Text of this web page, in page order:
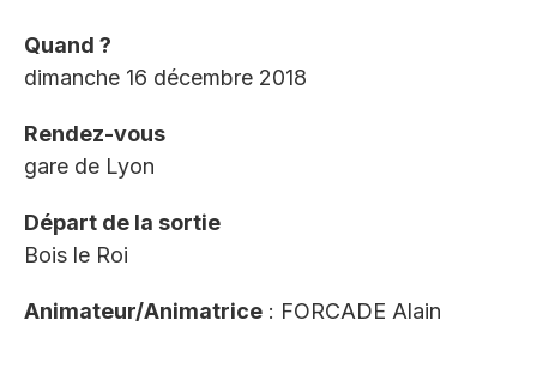
Quand ?
dimanche 16 décembre 2018
Rendez-vous
gare de Lyon
Départ de la sortie
Bois le Roi
Animateur/Animatrice : FORCADE Alain